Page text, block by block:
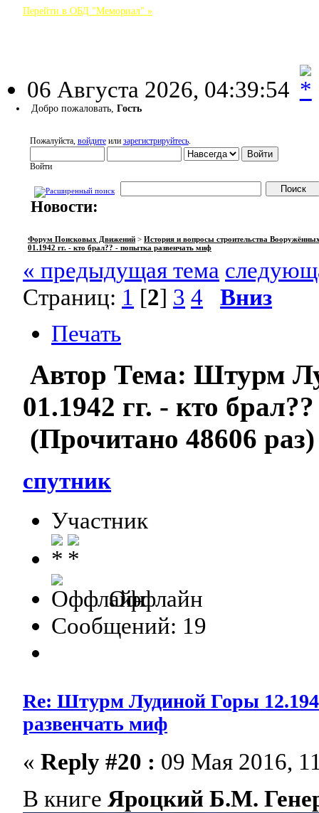
Перейти в ОБД "Мемориал" »
06 Августа 2026, 04:39:54
Добро пожаловать,Гость
Пожалуйста, войдитеили зарегистрируйтесь.
Войти
Новости:
Форум Поисковых Движений> История и вопросы строительства
01.1942 гг. - кто брал?? - попытка развенчать миф
« предыдущая тема
Страниц: 1 [2] 3 4
Вниз
Печать
Автор Тема: Штурм
01.1942 гг. - кто
(Прочитано 48606 раз)
спутник
Участник
Оффлайн
Сообщений: 19
Re: Штурм Лудиной Горы
развенчать миф
«Reply #20 : 09 Мая 2016,
В книгеЯроцкий Б.М.